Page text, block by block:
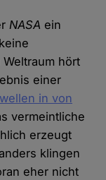
NASA ein
hört
einer
in von
vermeintliche
erzeugt
klingen
eher nicht